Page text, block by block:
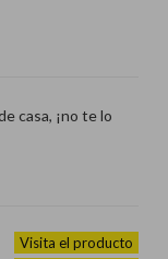
casa, ¡no te lo
Visita el producto